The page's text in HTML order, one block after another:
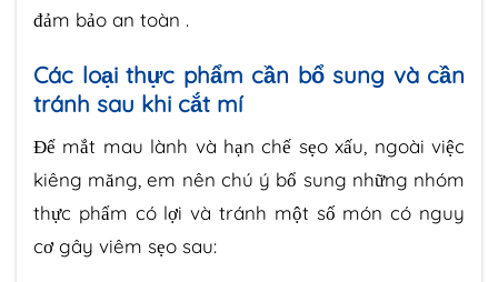
đảm bảo an toàn .
Các loại thực phẩm cần bổ sung và cần
tránh sau khi cắt mí
Để mắt mau lành và hạn chế sẹo xấu, ngoài việc
kiêng măng, em nên chú ý bổ sung những nhóm
thực phẩm có lợi và tránh một số món có nguy
cơ gây viêm sẹo sau: